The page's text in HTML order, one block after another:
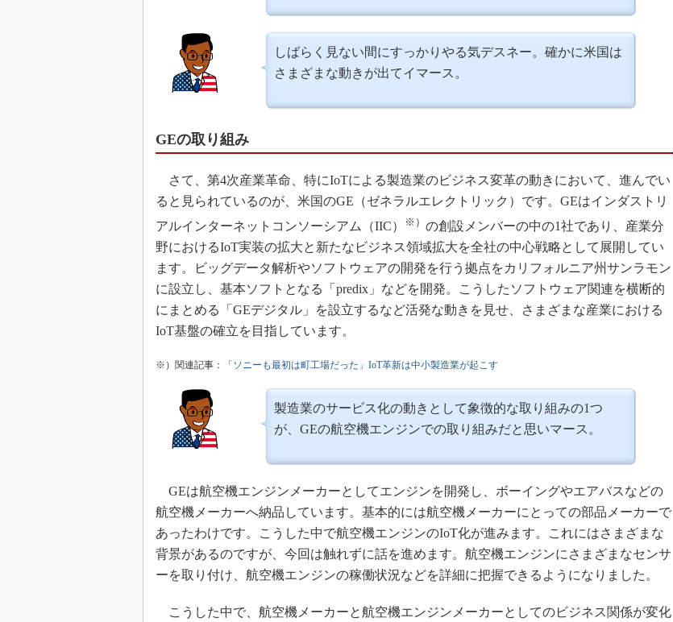
しばらく見ない間にすっかりやる気デスネー。確かに米国は
さまざまな動きが出てイマース。
GEの取り組み
さて、第4次産業革命、特にIoTによる製造業のビジネス変革の動きにおいて、進んでい
ると見られているのが、米国のGE（ゼネラルエレクトリック）です。GEはインダストリ
アルインターネットコンソーシアム（IIC）
※） の創設メンバーの中の1社であり、産業分
野におけるIoT実装の拡大と新たなビジネス領域拡大を全社の中心戦略として展開してい
ます。ビッグデータ解析やソフトウェアの開発を行う拠点をカリフォルニア州サンラモン
に設立し、基本ソフトとなる「predix」などを開発。こうしたソフトウェア関連を横断的
にまとめる「GEデジタル」を設立するなど活発な動きを見せ、さまざまな産業における
IoT基盤の確立を目指しています。
※）関連記事： 「ソニーも最初は町工場だった」IoT革新は中小製造業が起こす
製造業のサービス化の動きとして象徴的な取り組みの1つ
が、GEの航空機エンジンでの取り組みだと思いマース。
GEは航空機エンジンメーカーとしてエンジンを開発し、ボーイングやエアバスなどの
航空機メーカーへ納品しています。基本的には航空機メーカーにとっての部品メーカーで
あったわけです。こうした中で航空機エンジンのIoT化が進みます。これにはさまざまな
背景があるのですが、今回は触れずに話を進めます。航空機エンジンにさまざまなセンサ
ーを取り付け、航空機エンジンの稼働状況などを詳細に把握できるようになりました。
こうした中で、航空機メーカーと航空機エンジンメーカーとしてのビジネス関係が変化